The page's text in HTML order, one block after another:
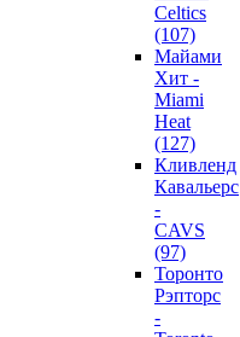
Celtics
(107)
Майами
Хит -
Miami
Heat
(127)
Кливленд
Кавальерс
-
CAVS
(97)
Торонто
Рэпторс
-